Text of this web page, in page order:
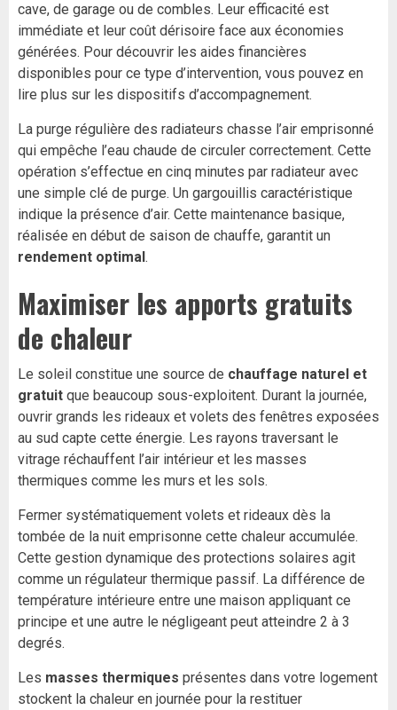
cave, de garage ou de combles. Leur efficacité est
immédiate et leur coût dérisoire face aux économies
générées. Pour découvrir les aides financières
disponibles pour ce type d’intervention, vous pouvez en
lire plus sur les dispositifs d’accompagnement.
La purge régulière des radiateurs chasse l’air emprisonné
qui empêche l’eau chaude de circuler correctement. Cette
opération s’effectue en cinq minutes par radiateur avec
une simple clé de purge. Un gargouillis caractéristique
indique la présence d’air. Cette maintenance basique,
réalisée en début de saison de chauffe, garantit un
rendement optimal.
Maximiser les apports gratuits
de chaleur
Le soleil constitue une source de chauffage naturel et
gratuit que beaucoup sous-exploitent. Durant la journée,
ouvrir grands les rideaux et volets des fenêtres exposées
au sud capte cette énergie. Les rayons traversant le
vitrage réchauffent l’air intérieur et les masses
thermiques comme les murs et les sols.
Fermer systématiquement volets et rideaux dès la
tombée de la nuit emprisonne cette chaleur accumulée.
Cette gestion dynamique des protections solaires agit
comme un régulateur thermique passif. La différence de
température intérieure entre une maison appliquant ce
principe et une autre le négligeant peut atteindre 2 à 3
degrés.
Les masses thermiques présentes dans votre logement
stockent la chaleur en journée pour la restituer